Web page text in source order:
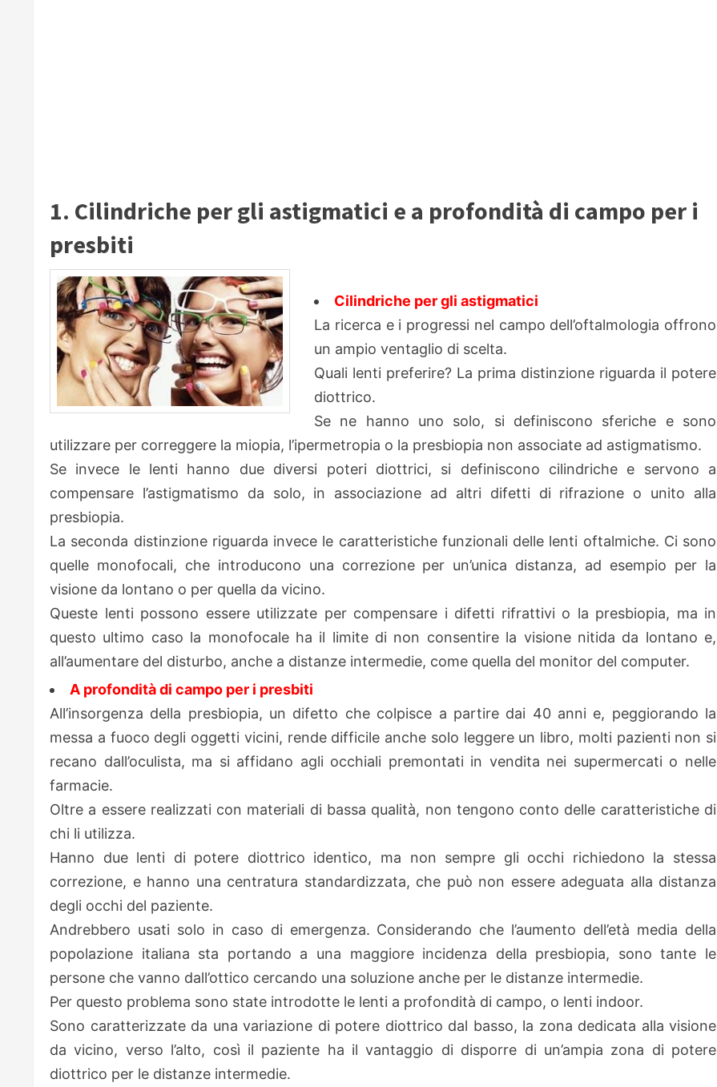
1. Cilindriche per gli astigmatici e a profondità di campo per i
presbiti
Cilindriche per gli astigmatici
La ricerca e i progressi nel campo dell’oftalmologia offrono
un ampio ventaglio di scelta.
Quali lenti preferire? La prima distinzione riguarda il potere
diottrico.
Se ne hanno uno solo, si definiscono sferiche e sono
utilizzare per correggere la miopia, l’ipermetropia o la presbiopia non associate ad astigmatismo.
Se invece le lenti hanno due diversi poteri diottrici, si definiscono cilindriche e servono a
compensare l’astigmatismo da solo, in associazione ad altri difetti di rifrazione o unito alla
presbiopia.
La seconda distinzione riguarda invece le caratteristiche funzionali delle lenti oftalmiche. Ci sono
quelle monofocali, che introducono una correzione per un’unica distanza, ad esempio per la
visione da lontano o per quella da vicino.
Queste lenti possono essere utilizzate per compensare i difetti rifrattivi o la presbiopia, ma in
questo ultimo caso la monofocale ha il limite di non consentire la visione nitida da lontano e,
all’aumentare del disturbo, anche a distanze intermedie, come quella del monitor del computer.
A profondità di campo per i presbiti
All’insorgenza della presbiopia, un difetto che colpisce a partire dai 40 anni e, peggiorando la
messa a fuoco degli oggetti vicini, rende difficile anche solo leggere un libro, molti pazienti non si
recano dall’oculista, ma si affidano agli occhiali premontati in vendita nei supermercati o nelle
farmacie.
Oltre a essere realizzati con materiali di bassa qualità, non tengono conto delle caratteristiche di
chi li utilizza.
Hanno due lenti di potere diottrico identico, ma non sempre gli occhi richiedono la stessa
correzione, e hanno una centratura standardizzata, che può non essere adeguata alla distanza
degli occhi del paziente.
Andrebbero usati solo in caso di emergenza. Considerando che l’aumento dell’età media della
popolazione italiana sta portando a una maggiore incidenza della presbiopia, sono tante le
persone che vanno dall’ottico cercando una soluzione anche per le distanze intermedie.
Per questo problema sono state introdotte le lenti a profondità di campo, o lenti indoor.
Sono caratterizzate da una variazione di potere diottrico dal basso, la zona dedicata alla visione
da vicino, verso l’alto, così il paziente ha il vantaggio di disporre di un’ampia zona di potere
diottrico per le distanze intermedie.